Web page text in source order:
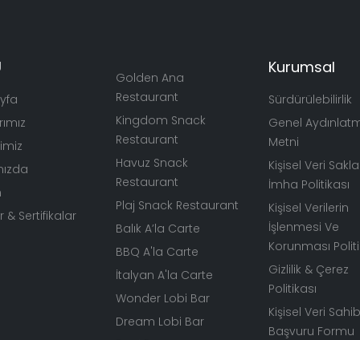
& Sertifikalar
Golden Ana
Restaurant
Kingdom Snack
Restaurant
Havuz Snack
Restaurant
Plaj Snack Restaurant
Balık A’la Carte
BBQ A'la Carte
İtalyan A'la Carte
Wonder Lobi Bar
Dream Lobi Bar
Kurumsal
Sürdürülebilirlik
Genel
Metni
Kişisel Veri
İmha Politikası
Kişisel Verilerin
İşlenmesi Ve
Korunması
Gizlilik & Çerez
Politikası
Kişisel Veri
Başvuru Formu